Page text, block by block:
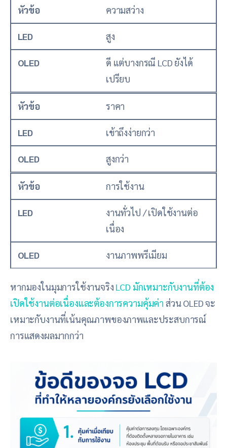
หัวข้อ ความสว่าง
LED สูง
OLED
ดี แต่บางกรณี LCD ยังได้
เปรียบ
หัวข้อ ราคา
LED เข้าถึงง่ายกว่า
OLED สูงกว่า
หัวข้อ การใช้งาน
LED
งานทั่วไป / เปิดใช้งานต่อ
เนื่อง
OLED งานภาพพรีเมียม
หากมองในมุมการใช้งานจริง LCD มักเหมาะกับงานที่ต้อง
เปิดใช้งานต่อเนื่องและต้องการความคุ้มค่า ส่วน OLED จะ
เหมาะกับงานที่เน้นคุณภาพของภาพและประสบการณ์
การแสดงผลมากกว่า